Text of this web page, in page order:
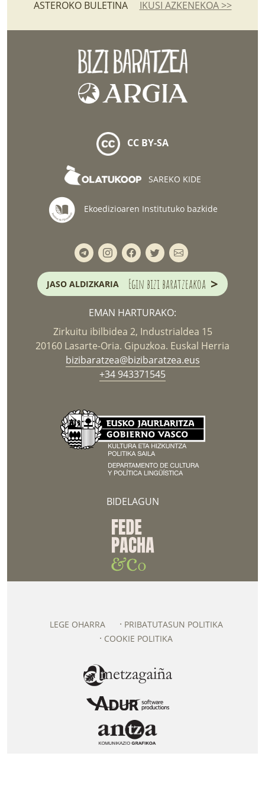
ASTEROKO BULETINA IKUSI AZKENEKOA >>
CC BY-SA
SAREKO KIDE
Ekoedizioaren Institutuko bazkide
JASO ALDIZKARIA Egin bizi baratzeakoa >
EMAN HARTURAKO:
Zirkuitu ibilbidea 2, Industrialdea 15
20160 Lasarte-Oria. Gipuzkoa. Euskal Herria
bizibaratzea@bizibaratzea.eus
+34 943371545
BIDELAGUN
LEGE OHARRA
PRIBATUTASUN POLITIKA
COOKIE POLITIKA